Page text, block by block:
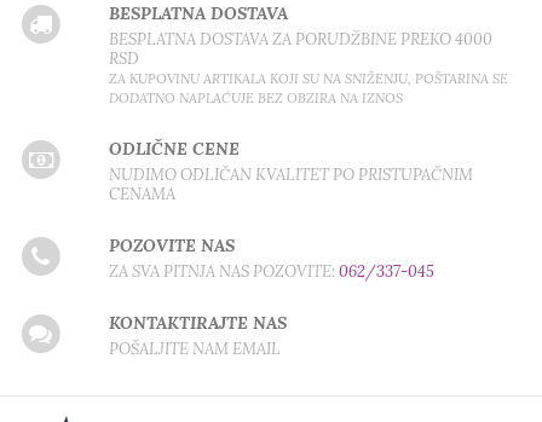
BESPLATNA DOSTAVA
BESPLATNA DOSTAVA ZA PORUDŽBINE PREKO 4000
RSD
ZA KUPOVINU ARTIKALA KOJI SU NA SNIŽENJU, POŠTARINA SE
DODATNO NAPLAĆUJE BEZ OBZIRA NA IZNOS
ODLIČNE CENE
NUDIMO ODLIČAN KVALITET PO PRISTUPAČNIM
CENAMA
POZOVITE NAS
ZA SVA PITNJA NAS POZOVITE:062/337-045
KONTAKTIRAJTE NAS
POŠALJITE NAM EMAIL